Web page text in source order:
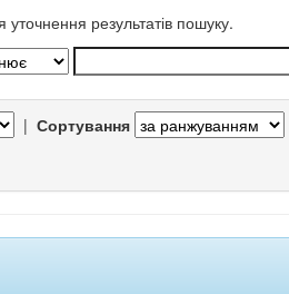
результатів пошуку.
| Сортування